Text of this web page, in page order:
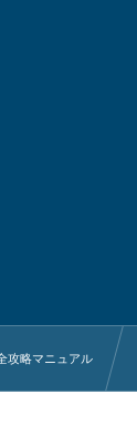
攻略マニュアル